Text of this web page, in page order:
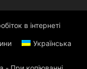
в інтернеті
Українська